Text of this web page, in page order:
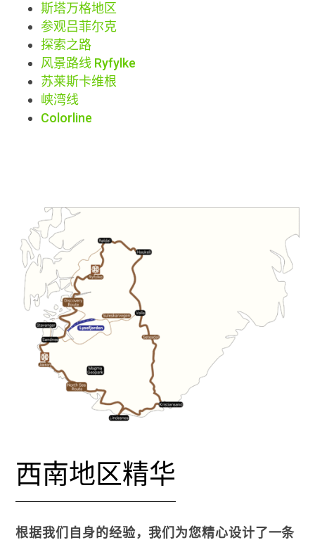
斯塔万格地区
参观吕菲尔克
探索之路
风景路线 Ryfylke
苏莱斯卡维根
峡湾线
Colorline
西南地区精华
根据我们自身的经验，我们为您精心设计了一条